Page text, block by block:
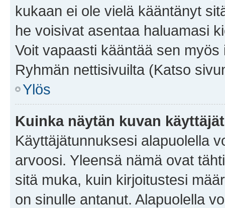
kukaan ei ole vielä kääntänyt
he voisivat asentaa haluamasi
Voit vapaasti kääntää sen
Ryhmän nettisivuilta (Katso
Ylös
Kuinka näytän kuvan
Käyttäjätunnuksesi alapuolella
arvoosi. Yleensä nämä ovat
sitä muka, kuin kirjoitustesi
on sinulle antanut. Alapuolella